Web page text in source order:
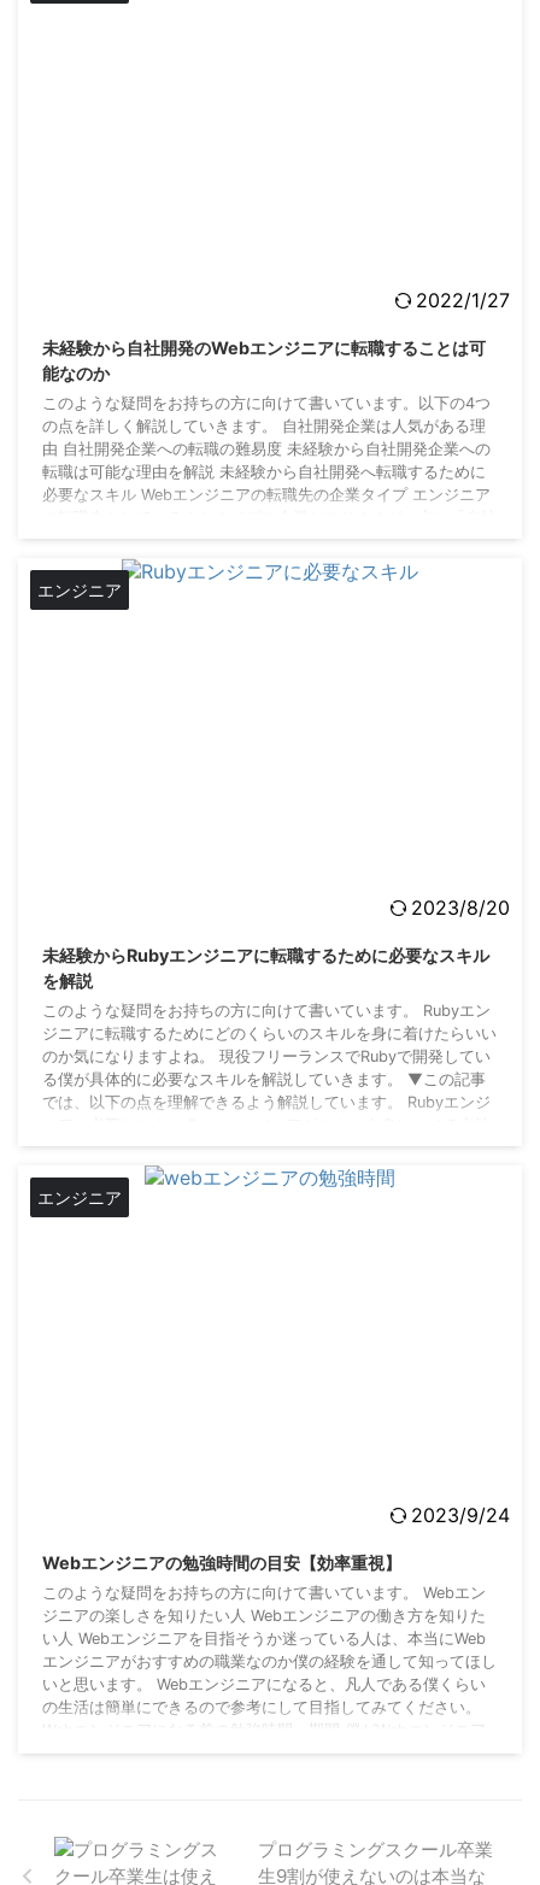
2022/1/27
未経験から自社開発のWebエンジニアに転職することは可
能なのか
このような疑問をお持ちの方に向けて書いています。以下の4つ
の点を詳しく解説していきます。 自社開発企業は人気がある理
由 自社開発企業への転職の難易度 未経験から自社開発企業への
転職は可能な理由を解説 未経験から自社開発へ転職するために
必要なスキル Webエンジニアの転職先の企業タイプ エンジニア
もちろんその中でも規模や特徴が違ってくるのと、自社開発もし
てSESもしているという企業もあります ...
エンジニア
2023/8/20
未経験からRubyエンジニアに転職するために必要なスキル
を解説
このような疑問をお持ちの方に向けて書いています。 Rubyエン
ジニアに転職するためにどのくらいのスキルを身に着けたらいい
のか気になりますよね。 現役フリーランスでRubyで開発してい
る僕が具体的に必要なスキルを解説していきます。 ▼この記事
では、以下の点を理解できるよう解説しています。 Rubyエンジ
ル Rubyエンジニアを目指している方は、この記事を最後までご
覧になってスキルアップ ...
エンジニア
2023/9/24
Webエンジニアの勉強時間の目安【効率重視】
このような疑問をお持ちの方に向けて書いています。 Webエン
ジニアの楽しさを知りたい人 Webエンジニアの働き方を知りた
い人 Webエンジニアを目指そうか迷っている人は、本当にWeb
エンジニアがおすすめの職業なのか僕の経験を通して知ってほし
いと思います。 Webエンジニアになると、凡人である僕くらい
の生活は簡単にできるので参考にして目指してみてください。
Webエンジニアになる前の勉強時間・期間 僕がWebエンジニア
プログラミングスクール卒業
生9割が使えないのは本当な